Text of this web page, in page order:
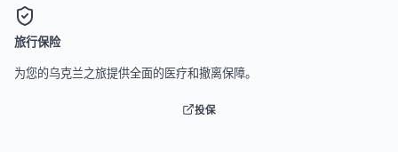
旅行保险
为您的乌克兰之旅提供全面的医疗和撤离保障。
投保